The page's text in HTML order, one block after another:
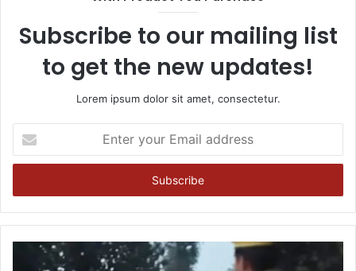
Subscribe to our mailing list
to get the new updates!
Lorem ipsum dolor sit amet, consectetur.
your
Email